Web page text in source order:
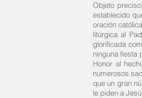
Objeto preciso:
establecido
oración
litúrgica al
glorificada
ninguna fiesta
Honor al
numerosos
que un gran
le piden a